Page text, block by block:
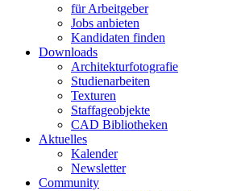
für Arbeitgeber
Jobs anbieten
Kandidaten finden
Downloads
Architekturfotografie
Studienarbeiten
Texturen
Staffageobjekte
CAD Bibliotheken
Aktuelles
Kalender
Newsletter
Community